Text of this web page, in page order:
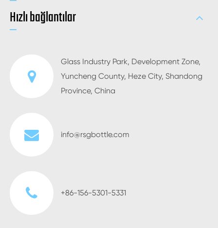
Hızlı bağlantılar
Glass Industry Park, Development Zone,
Yuncheng County, Heze City, Shandong
Province, China
info@rsgbottle.com
+86-156-5301-5331